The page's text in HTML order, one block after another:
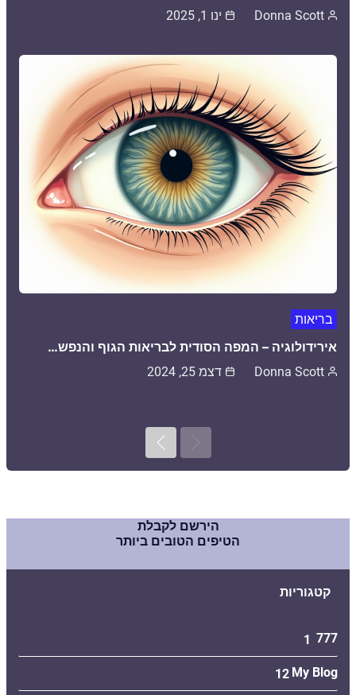
Donna Scott ינו 1, 2025
בריאות
אירידולוגיה – המפה הסודית לבריאות הגוף והנפש…
Donna Scott דצמ 25, 2024
Previous
Next
הירשם לקבלת
הטיפים הטובים ביותר
קטגוריות
777
1
My Blog
12